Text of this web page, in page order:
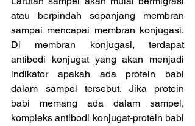
atau berpindah sepanjang membran
sampai mencapai membran konjugasi.
Di membran konjugasi, terdapat
antibodi konjugat yang akan menjadi
indikator apakah ada protein babi
dalam sampel tersebut. Jika protein
babi memang ada dalam sampel,
kompleks antibodi konjugat-protein babi